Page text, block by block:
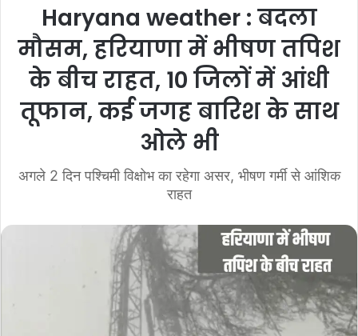
Haryana weather : बदला
मौसम, हरियाणा में भीषण तपिश
के बीच राहत, 10 जिलों में आंधी
तूफान, कई जगह बारिश के साथ
ओले भी
अगले 2 दिन पश्चिमी विक्षोभ का रहेगा असर, भीषण गर्मी से आंशिक
राहत